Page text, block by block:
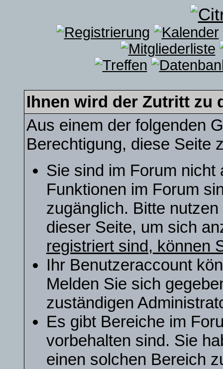
Ihnen wird der Zutritt zu
Aus einem der folgenden
Berechtigung, diese Seite
Sie sind im Forum nicht
Funktionen im Forum
zugänglich. Bitte
dieser Seite, um sich
registriert sind, können
Ihr Benutzeraccount
Melden Sie sich
zuständigen
Es gibt Bereiche im
vorbehalten sind. Sie
einen solchen Bereich